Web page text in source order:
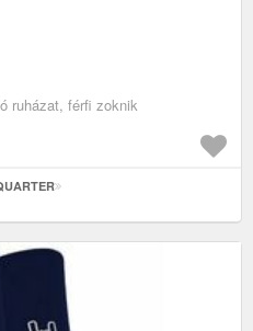
ruházat, férfi zoknik